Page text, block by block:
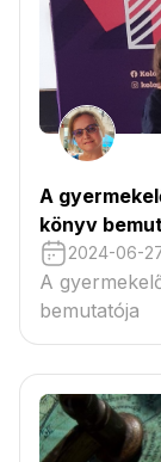
A
könyv
2024-06-
A
bemutatója